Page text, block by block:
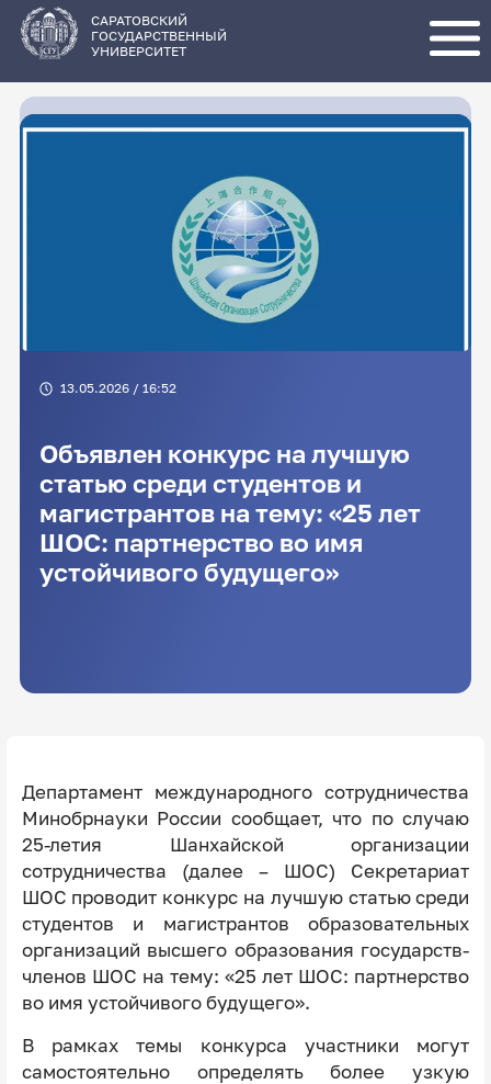
основному
содержанию
САРАТОВСКИЙ
ГОСУДАРСТВЕННЫЙ
УНИВЕРСИТЕТ
13.05.2026 / 16:52
Объявлен конкурс на лучшую
статью среди студентов и
магистрантов на тему: «25 лет
ШОС: партнерство во имя
устойчивого будущего»
Департамент международного сотрудничества
Минобрнауки России сообщает, что по случаю
25-летия Шанхайской организации
сотрудничества (далее – ШОС) Секретариат
ШОС проводит конкурс на лучшую статью среди
студентов и магистрантов образовательных
организаций высшего образования государств-
членов ШОС на тему: «25 лет ШОС: партнерство
во имя устойчивого будущего».
В рамках темы конкурса участники могут
самостоятельно определять более узкую